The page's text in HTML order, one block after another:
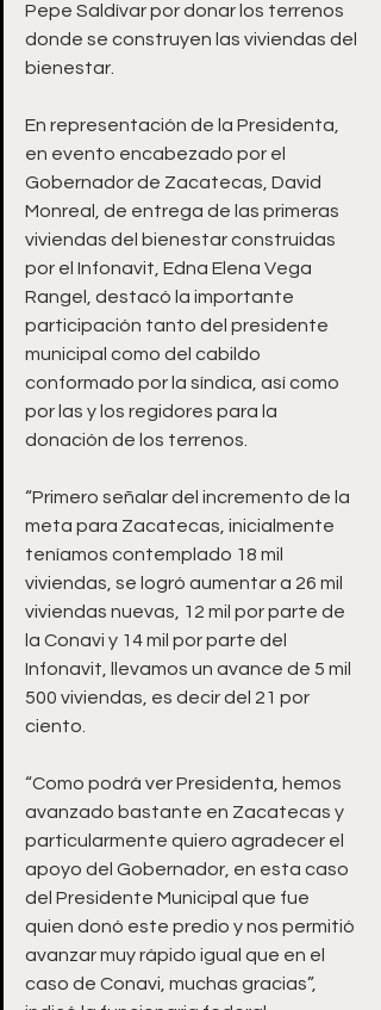
Pepe Saldívar por donar los terrenos
donde se construyen las viviendas del
bienestar.
En representación de la Presidenta,
en evento encabezado por el
Gobernador de Zacatecas, David
Monreal, de entrega de las primeras
viviendas del bienestar construidas
por el Infonavit, Edna Elena Vega
Rangel, destacó la importante
participación tanto del presidente
municipal como del cabildo
conformado por la síndica, así como
por las y los regidores para la
donación de los terrenos.
“Primero señalar del incremento de la
meta para Zacatecas, inicialmente
teníamos contemplado 18 mil
viviendas, se logró aumentar a 26 mil
viviendas nuevas, 12 mil por parte de
la Conavi y 14 mil por parte del
Infonavit, llevamos un avance de 5 mil
500 viviendas, es decir del 21 por
ciento.
“Como podrá ver Presidenta, hemos
avanzado bastante en Zacatecas y
particularmente quiero agradecer el
apoyo del Gobernador, en esta caso
del Presidente Municipal que fue
quien donó este predio y nos permitió
avanzar muy rápido igual que en el
caso de Conavi, muchas gracias”,